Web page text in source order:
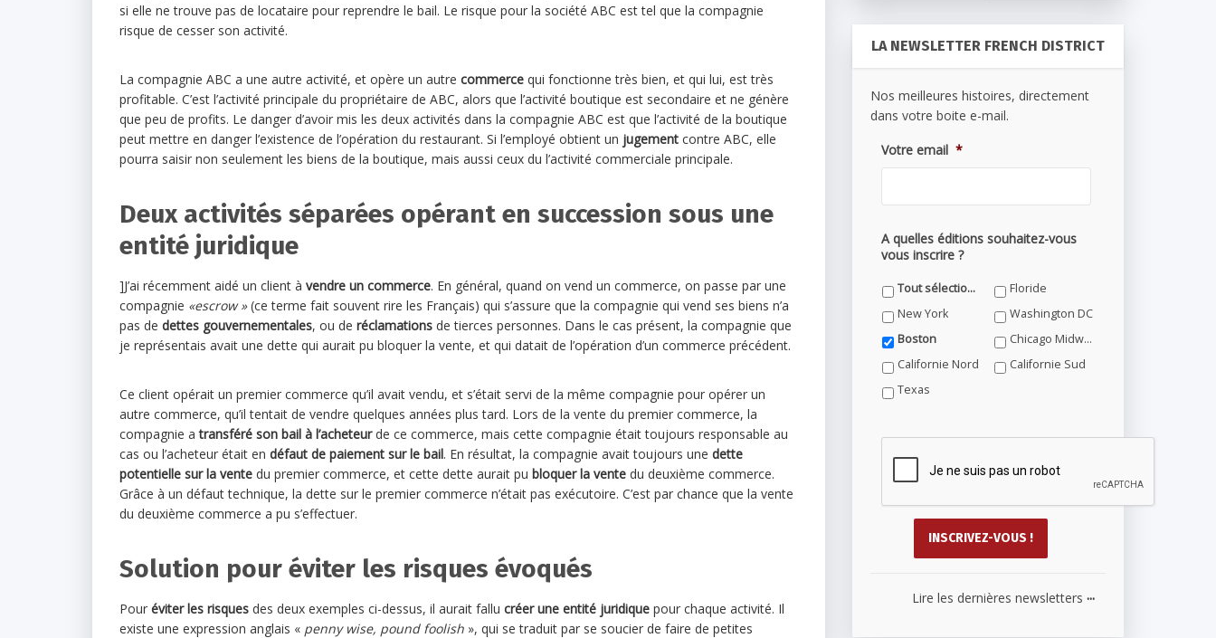
si elle ne trouve pas de locataire pour reprendre le bail. Le risque pour la société ABC est tel que la compagnie
risque de cesser son activité.
La compagnie ABC a une autre activité, et opère un autre commerce qui fonctionne très bien, et qui lui, est très
profitable. C’est l’activité principale du propriétaire de ABC, alors que l’activité boutique est secondaire et ne génère
que peu de profits. Le danger d’avoir mis les deux activités dans la compagnie ABC est que l’activité de la boutique
peut mettre en danger l’existence de l’opération du restaurant. Si l’employé obtient un jugement contre ABC, elle
pourra saisir non seulement les biens de la boutique, mais aussi ceux du l’activité commerciale principale.
Deux activités séparées opérant en succession sous une
entité juridique
]J’ai récemment aidé un client à vendre un commerce. En général, quand on vend un commerce, on passe par une
compagnie «escrow »(ce terme fait souvent rire les Français) qui s’assure que la compagnie qui vend ses biens n’a
pas de dettes gouvernementales, ou de réclamations de tierces personnes. Dans le cas présent, la compagnie que
je représentais avait une dette qui aurait pu bloquer la vente, et qui datait de l’opération d’un commerce précédent.
Ce client opérait un premier commerce qu’il avait vendu, et s’était servi de la même compagnie pour opérer un
autre commerce, qu’il tentait de vendre quelques années plus tard. Lors de la vente du premier commerce, la
compagnie atransféré son bail à l’acheteurde ce commerce, mais cette compagnie était toujours responsable au
cas ou l’acheteur était en défaut de paiement sur le bail. En résultat, la compagnie avait toujours une dette
potentielle sur la vente du premier commerce, et cette dette aurait pu bloquer la vente du deuxième commerce.
Grâce à un défaut technique, la dette sur le premier commerce n’était pas exécutoire. C’est par chance que la vente
du deuxième commerce a pu s’effectuer.
Solution pour éviter les risques évoqués
Pour éviter les risques des deux exemples ci-dessus, il aurait fallu créer une entité juridique pour chaque activité. Il
existe une expression anglais « penny wise, pound foolish », qui se traduit par se soucier de faire de petites
LA NEWSLETTER FRENCH DISTRICT
Nos meilleures histoires, directement
dans votre boite e-mail.
Votre email *
A quelles éditions souhaitez-vous
vous inscrire ?
Tout sélectionner
Floride
New York
Washington DC
Boston
Chicago Midwest
Californie Nord
Californie Sud
Texas
Lire les dernières newsletters ...